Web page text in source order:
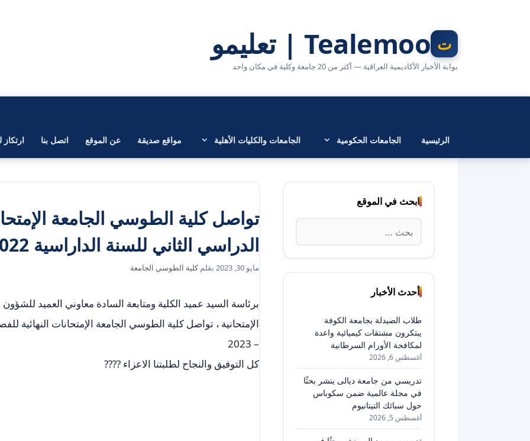
Tealemoo | تعليمو
بوابة الأخبار الأكاديمية العراقية — أكثر من 20 جامعة وكلية في مكان واحد
الرئيسية الجامعات الحكومية الجامعات والكليات الأهلية مواقع صديقة عن الموقع اتصل بنا ارتكاز
تواصل كلية الطوسي الجامعة
الدراسي الثاني للسنة الداراسية 2022 – 2023
مايو 30, 2023 بقلمكلية الطوسي الجامعة
برئاسة السيد عميد الكلية ومتابعة السادة معاوني العميد للشؤون
– 2023
كل التوفيق والنجاح لطلبتنا الاعزاء ????
ابحث في الموقع
البحث
عن:
أحدث الأخبار
طلاب الصيدلة بجامعة الكوفة
يبتكرون مشتقات كيميائية واعدة
لمكافحة الأورام السرطانية
أغسطس 6, 2026
تدريسي من جامعة ديالى ينشر بحثًا
في مجلة عالمية ضمن سكوباس
حول سبائك التيتانيوم
أغسطس 5, 2026